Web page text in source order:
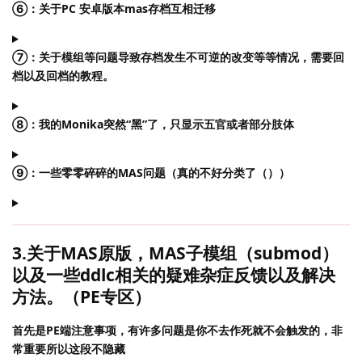
⑥：关于PC 安卓版本mas存档互相迁移
⑦：关于模组等问题导致存档发生不可逆的改变等等情况，需要回
档以及回档的教程。
⑧：我的Monika突然“黑”了，只显示五官或者部分肢体
⑨：一些零零碎碎的MAS问题（真的不好分类了（））
3.关于MAS原版，MAS子模组（submod）
以及一些ddlc相关的疑难杂症反馈以及解决
方法。（PE专区）
首先是PE端注意事项，有许多问题是你不去作死就不会触发的，非
常重要所以这段不隐藏